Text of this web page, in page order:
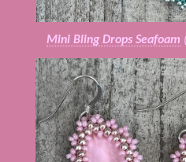
Mini Bling Drops Seafoam